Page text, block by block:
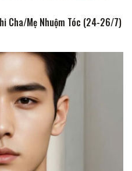
Cha/Mẹ Nhuộm Tóc (24-26/7)